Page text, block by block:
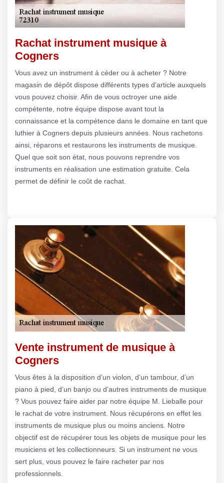
Rachat instrument musique à
Cogners
Vous avez un instrument à céder ou à acheter ? Notre
magasin de dépôt dispose différents types d’article auxquels
vous pouvez choisir. Afin de vous octroyer une aide
compétente, notre équipe dispose avant tout la
connaissance et la compétence dans le domaine en tant que
luthier à Cogners depuis plusieurs années. Nous rachetons
ainsi, réparons et restaurons les instruments de musique.
Quel que soit son état, nous pouvons reprendre vos
instruments en réalisation une estimation gratuite. Cela
permet de définir le coût de rachat.
Vente instrument de musique à
Cogners
Vous êtes à la disposition d’un violon, d’un tambour, d’un
piano à pied, d’un banjo ou d’autres instruments de musique
? Vous pouvez faire aider par notre équipe M. Lieballe pour
le rachat de votre instrument. Nous récupérons en effet les
instruments de musique plus ou moins anciens. Notre
objectif est de récupérer tous les objets de musique pour les
musiciens et les collectionneurs. Si un instrument ne vous
sert plus, vous pouvez le faire racheter par nos
professionnels.